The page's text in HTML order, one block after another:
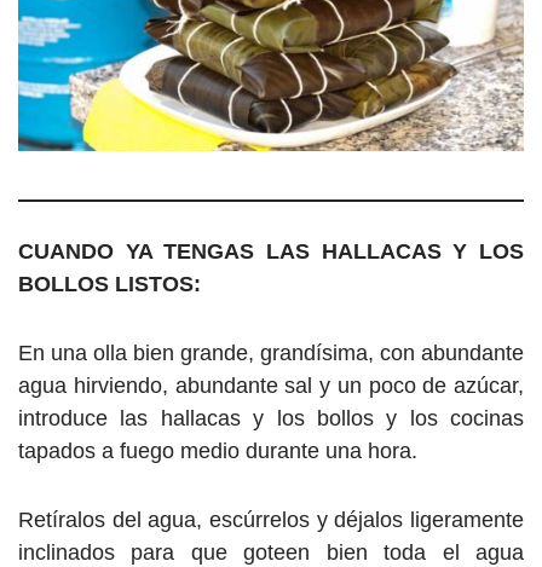
CUANDO YA TENGAS LAS HALLACAS Y LOS
BOLLOS LISTOS:
En una olla bien grande, grandísima, con abundante
agua hirviendo, abundante sal y un poco de azúcar,
introduce las hallacas y los bollos y los cocinas
tapados a fuego medio durante una hora.
Retíralos del agua, escúrrelos y déjalos ligeramente
inclinados para que goteen bien toda el agua